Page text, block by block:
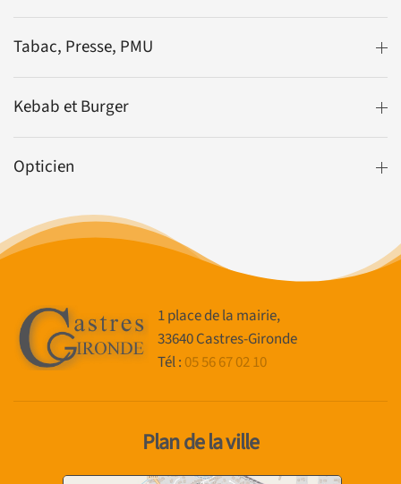
Tabac, Presse, PMU
Kebab et Burger
Opticien
1 place de la mairie,
33640 Castres-Gironde
Tél : 05 56 67 02 10
Plan de la ville